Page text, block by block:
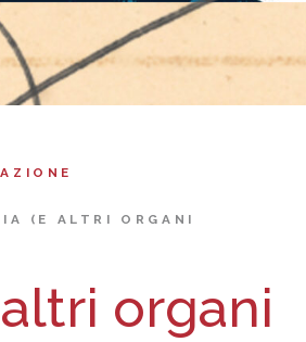
(E ALTRI ORGANI
organi